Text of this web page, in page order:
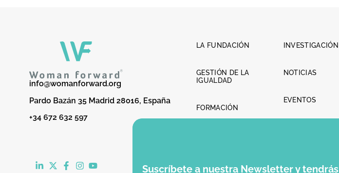
info@womanforward.org
Pardo Bazán 35 Madrid 28016, España
+34 672 632 597
LA FUNDACIÓN
GESTIÓN DE LA
IGUALDAD
FORMACIÓN
INVESTIGACIÓN
NOTICIAS
EVENTOS
Suscríbete a nuestra Newsletter y tendrás